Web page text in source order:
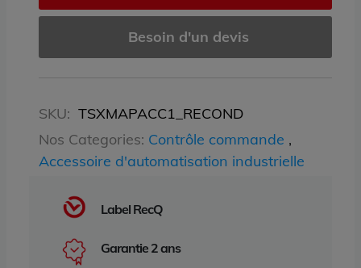
Besoin d'un devis
SKU: TSXMAPACC1_RECOND
Nos Categories: Contrôle commande ,
Accessoire d'automatisation industrielle
Label RecQ
Garantie 2 ans